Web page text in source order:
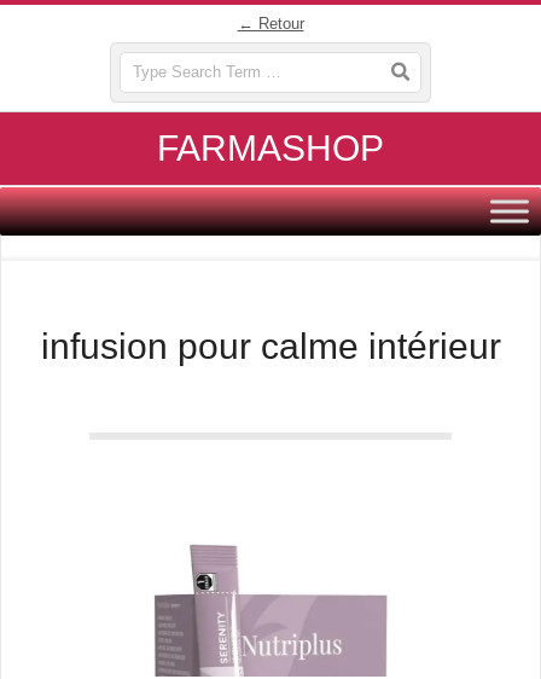
← Retour
FARMASHOP
Primary
Navigation
infusion pour calme intérieur